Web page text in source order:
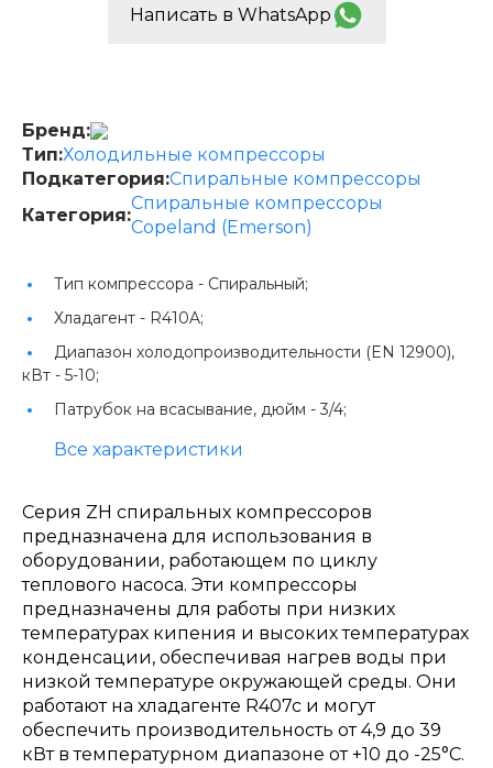
Написать в WhatsApp
Бренд:
Тип:Холодильные компрессоры
Подкатегория:Спиральные компрессоры
Категория:
Спиральные компрессоры
Copeland (Emerson)
Тип компрессора - Спиральный;
Хладагент - R410A;
Диапазон холодопроизводительности (EN 12900),
кВт - 5-10;
Патрубок на всасывание, дюйм - 3/4;
Все характеристики
Серия ZH спиральных компрессоров
предназначена для использования в
оборудовании, работающем по циклу
теплового насоса. Эти компрессоры
предназначены для работы при низких
температурах кипения и высоких температурах
конденсации, обеспечивая нагрев воды при
низкой температуре окружающей среды. Они
работают на хладагенте R407c и могут
обеспечить производительность от 4,9 до 39
кВт в температурном диапазоне от +10 до -25°С.